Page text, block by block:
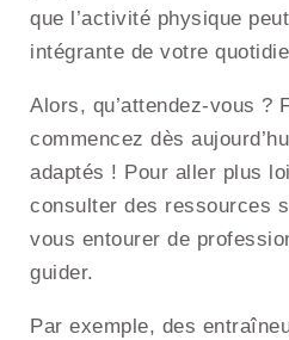
que l’activité physique
intégrante de votre
Alors, qu’attendez-vous ?
commencez dès
adaptés ! Pour aller plus
consulter des ressources
vous entourer de
guider.
Par exemple, des